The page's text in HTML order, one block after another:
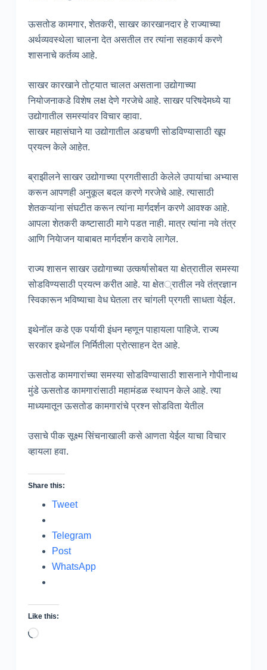
ऊसतोड कामगार, शेतकरी, साखर कारखानदार हे राज्याच्या
अर्थव्यवस्थेला चालना देत असतील तर त्यांना सहकार्य करणे
शासनाचे कर्तव्य आहे.
साखर कारखाने तोट्यात चालत असताना उद्योगाच्या
नियोजनाकडे विशेष लक्ष देणे गरजेचे आहे. साखर परिषदेमध्ये या
उद्योगातील समस्यांवर विचार व्हावा.
साखर महासंघाने या उद्योगातील अडचणी सोडविण्यासाठी खूप
प्रयत्न केले आहेत.
ब्राझीलने साखर उद्योगाच्या प्रगतीसाठी केलेले उपायांचा अभ्यास
करून आपणही अनुकूल बदल करणे गरजेचे आहे. त्यासाठी
शेतकऱ्यांना संघटीत करून त्यांना मार्गदर्शन करणे आवश्क आहे.
आपला शेतकरी कष्टासाठी मागे पडत नाही. मात्र त्यांना नवे तंत्र
आणि नियेाजन याबाबत मार्गदर्शन करावे लागेल.
राज्य शासन साखर उद्योगाच्या उत्कर्षासोबत या क्षेत्रातील समस्या
सोडविण्यसाठी प्रयत्न करीत आहे. या क्षेत्रातील नवे तंत्रज्ञान
स्विकारून भविष्याचा वेध घेतला तर चांगली प्रगती साधता येईल.
इथेनॉल कडे एक पर्यायी इंधन म्हणून पाहायला पाहिजे. राज्य
सरकार इथेनॉल निर्मितीला प्रोत्साहन देत आहे.
ऊसतोड कामगारांच्या समस्या सोडविण्यासाठी शासनाने गोपीनाथ
मुंडे ऊसतोड कामगारांसाठी महामंडळ स्थापन केले आहे. त्या
माध्यमातून ऊसतोड कामगारांचे प्रश्न सोडविता येतील
उसाचे पीक सूक्ष्म सिंचनाखाली कसे आणता येईल याचा विचार
व्हायला हवा.
Share this:
Tweet
Telegram
Post
WhatsApp
Like this:
Loading…